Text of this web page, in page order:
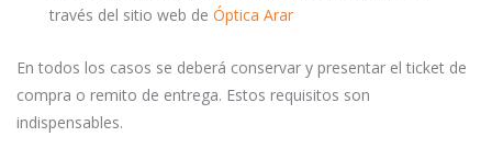
través del sitio web de Óptica Arar
En todos los casos se deberá conservar y presentar el ticket de
compra o remito de entrega. Estos requisitos son
indispensables.